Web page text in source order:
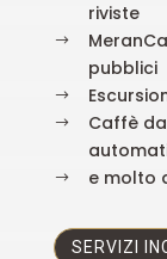
riviste
$
pubblici
$
$
Caffè
$ e molto
SERVIZI